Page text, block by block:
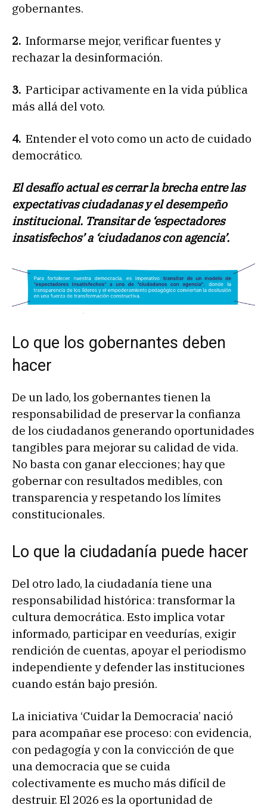
gobernantes.
2. Informarse mejor, verificar fuentes y
rechazar la desinformación.
3. Participar activamente en la vida pública
más allá del voto.
4. Entender el voto como un acto de cuidado
democrático.
El desafío actual es cerrar la brecha entre las
expectativas ciudadanas y el desempeño
institucional. Transitar de ‘espectadores
insatisfechos’ a ‘ciudadanos con agencia’.
Lo que los gobernantes deben
hacer
De un lado, los gobernantes tienen la
responsabilidad de preservar la confianza
de los ciudadanos generando oportunidades
tangibles para mejorar su calidad de vida.
No basta con ganar elecciones; hay que
gobernar con resultados medibles, con
transparencia y respetando los límites
constitucionales.
Lo que la ciudadanía puede hacer
Del otro lado, la ciudadanía tiene una
responsabilidad histórica: transformar la
cultura democrática. Esto implica votar
informado, participar en veedurías, exigir
rendición de cuentas, apoyar el periodismo
independiente y defender las instituciones
cuando están bajo presión.
La iniciativa ‘Cuidar la Democracia’ nació
para acompañar ese proceso: con evidencia,
con pedagogía y con la convicción de que
una democracia que se cuida
colectivamente es mucho más difícil de
destruir. El 2026 es la oportunidad de